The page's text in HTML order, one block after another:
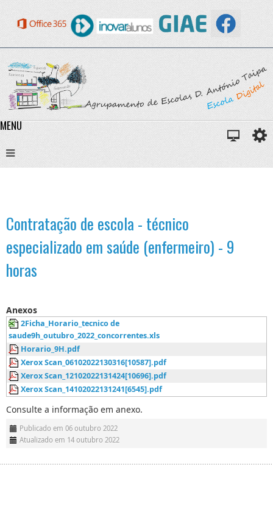
MENU
Contratação de escola - técnico
especializado em saúde (enfermeiro) - 9
horas
Anexos
2Ficha_Horario_tecnico de
saude9h_outubro_2022_concorrentes.xls
Horario_9H.pdf
Xerox Scan_06102022130316[10587].pdf
Xerox Scan_12102022131424[10696].pdf
Xerox Scan_14102022131241[6545].pdf
Consulte a informação em anexo.
Publicado em 06 outubro 2022
Atualizado em 14 outubro 2022